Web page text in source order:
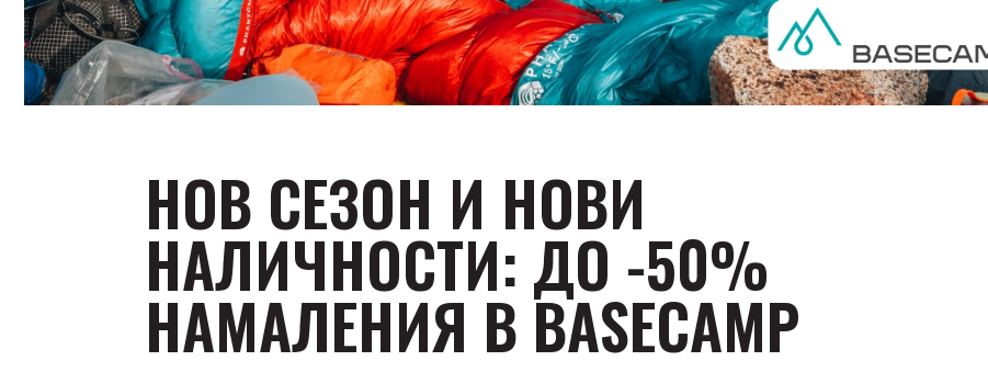
НОВ СЕЗОН И НОВИ
НАЛИЧНОСТИ: ДО -50%
НАМАЛЕНИЯ В BASECAMP